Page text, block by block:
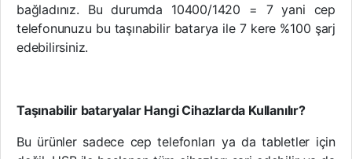
bağladınız. Bu durumda 10400/1420 = 7 yani cep
telefonunuzu bu taşınabilir batarya ile 7 kere %100 şarj
edebilirsiniz.
Taşınabilir bataryalar Hangi Cihazlarda Kullanılır?
Bu ürünler sadece cep telefonları ya da tabletler için